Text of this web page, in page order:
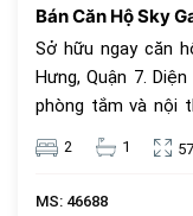
Bán Căn Hộ Sky
Sở hữu ngay căn
Hưng, Quận 7.
phòng tắm và nội
đồng, đây là lựa
thuê sinh lời cao
2 1
MS: 46688